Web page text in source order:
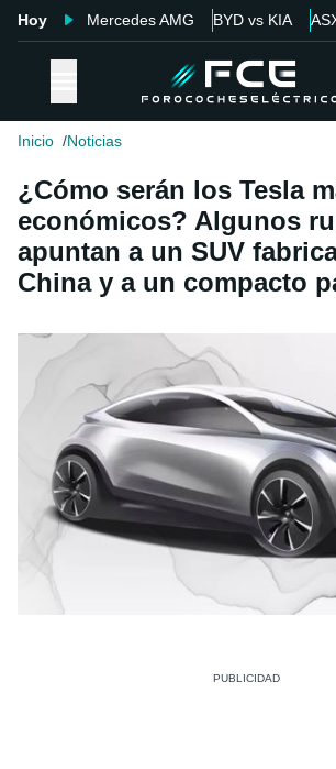
Hoy Mercedes AMG BYD vs KIA
Inicio Noticias
¿Cómo serán los Tesla
económicos? Algunos
apuntan a un SUV
China y a un compacto